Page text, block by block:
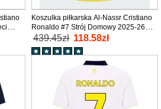
Koszulka piłkarska Al-Nassr Cristiano
Ronaldo #7 Strój Domowy 2025-26
tanio Krótki Rękaw
439.45zł 118.58zł